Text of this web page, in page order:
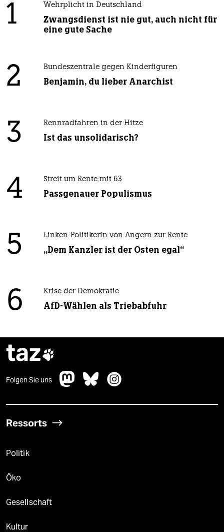
1 Wehrplicht in Deutschland
Zwangsdienst ist nie gut, auch nicht für
eine gute Sache
2 Bundeszentrale gegen Kinderfiguren
Benjamin, du lieber Anarchist
3 Rennradfahren in der Hitze
Ist das unsolidarisch?
4 Streit um Rente mit 63
Passgenauer Populismus
5 Linken-Politikerin von Angern zur Rente
„Dem Kanzler ist der Osten egal“
6 Krise der Demokratie
AfD-Wählen als Triebabfuhr
taz
Folgen Sie uns
Ressorts
Politik
Öko
Gesellschaft
Kultur